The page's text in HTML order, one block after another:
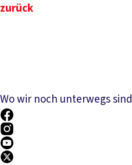
zurück
Wo wir noch unterwegs sind